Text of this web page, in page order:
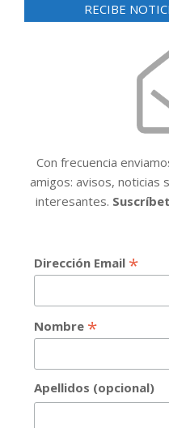
RECIBE
Con frecuencia
amigos: avisos, noticias
interesantes.
Dirección Email *
Nombre *
Apellidos (opcional)